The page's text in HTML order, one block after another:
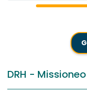
DRH - Missioneo